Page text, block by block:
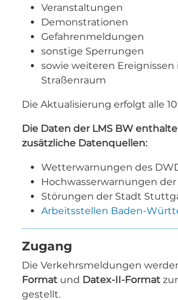
Veranstaltungen
Demonstrationen
Gefahrenmeldungen
sonstige Sperrungen
sowie weiteren Ereignissen
Straßenraum
Die Aktualisierung erfolgt alle
Die Daten der LMS BW
zusätzliche Datenquellen:
Wetterwarnungen des
Hochwasserwarnungen der
Störungen der Stadt
Arbeitsstellen Baden-
Zugang
Die Verkehrsmeldungen
Format und Datex-II-Format
gestellt.